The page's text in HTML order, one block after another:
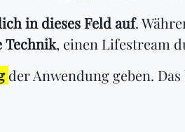
in dieses Feld auf.
Technik, einen Lifestream
der Anwendung geben.